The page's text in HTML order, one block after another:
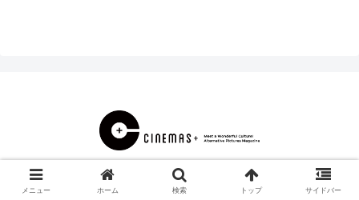
© 2000 CINEMAS＋.
メニュー ホーム 検索 トップ サイドバー